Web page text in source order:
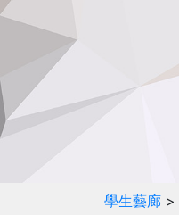
學生藝廊 >